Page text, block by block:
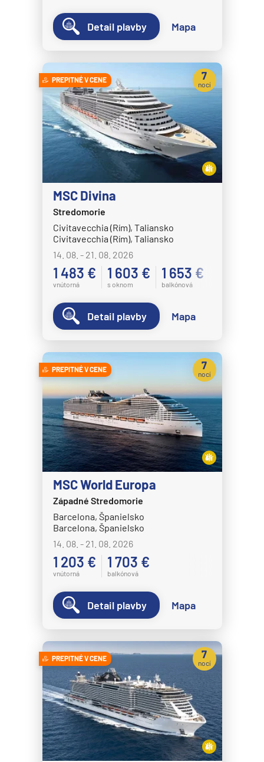
Detail plavby Mapa
PREPITNÉ V CENE
MSC Divina
Stredomorie
Civitavecchia (Rím), Taliansko
Civitavecchia (Rím), Taliansko
14. 08. - 21. 08. 2026
1 483 €
vnútorná
1 603 €
s oknom
1 653 €
balkónová
7
nocí
Detail plavby Mapa
PREPITNÉ V CENE
MSC World Europa
Západné Stredomorie
Barcelona, Španielsko
Barcelona, Španielsko
14. 08. - 21. 08. 2026
1 203 €
vnútorná
1 703 €
balkónová
7
nocí
Detail plavby Mapa
PREPITNÉ V CENE 7
nocí